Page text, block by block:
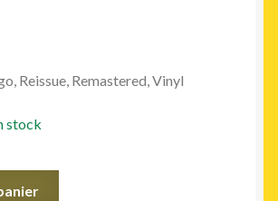
Reissue, Remastered, Vinyl
stock